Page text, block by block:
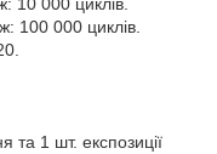
10 000 циклів.
100 000 циклів.
та 1 шт. експозиції